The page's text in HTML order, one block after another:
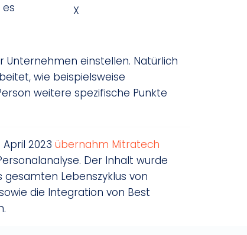
X
Unternehmen einstellen. Natürlich
wie beispielsweise
weitere spezifische Punkte
2023 übernahm Mitratech
Der Inhalt wurde
Lebenszyklus von
die Integration von Best